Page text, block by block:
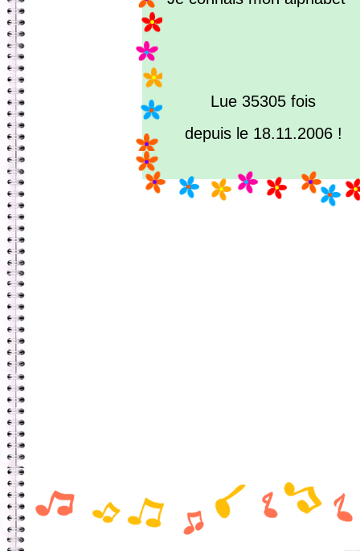
Lue 35305 fois
depuis le 18.11.2006 !